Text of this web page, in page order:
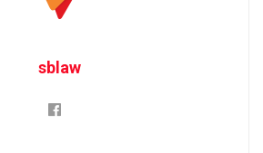
sblaw